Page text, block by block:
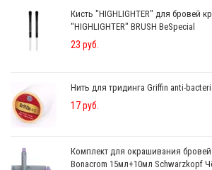
Кисть "HIGHLIGHTER" для бровей
"HIGHLIGHTER" BRUSH BeSpecial
23 руб.
Нить для тридинга Griffin anti-
17 руб.
Комплект для окрашивания
Bonacrom 15мл+10мл Schwarzkopf